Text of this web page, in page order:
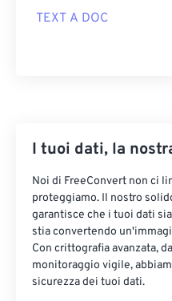
TEXT A DOC
I tuoi dati, la
Noi di FreeConvert non ci
proteggiamo. Il nostro
garantisce che i tuoi dati
stia convertendo
Con crittografia avanzata,
monitoraggio vigile,
sicurezza dei tuoi dati.